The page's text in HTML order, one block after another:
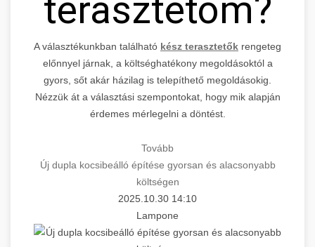
terasztetőm?
A választékunkban található kész terasztetők rengeteg
előnnyel járnak, a költséghatékony megoldásoktól a
gyors, sőt akár házilag is telepíthető megoldásokig.
Nézzük át a választási szempontokat, hogy mik alapján
érdemes mérlegelni a döntést.
Tovább
Új dupla kocsibeálló építése gyorsan és alacsonyabb
költségen
2025.10.30 14:10
Lampone